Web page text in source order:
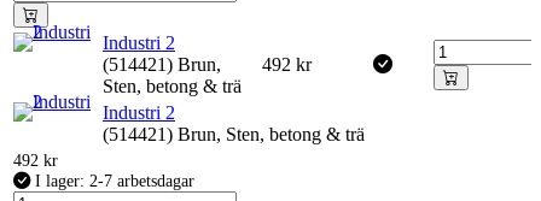
Industri 2
(514421) Brun,
Sten, betong & trä
492 kr
Industri 2
(514421) Brun, Sten, betong & trä
492 kr
I lager: 2-7 arbetsdagar